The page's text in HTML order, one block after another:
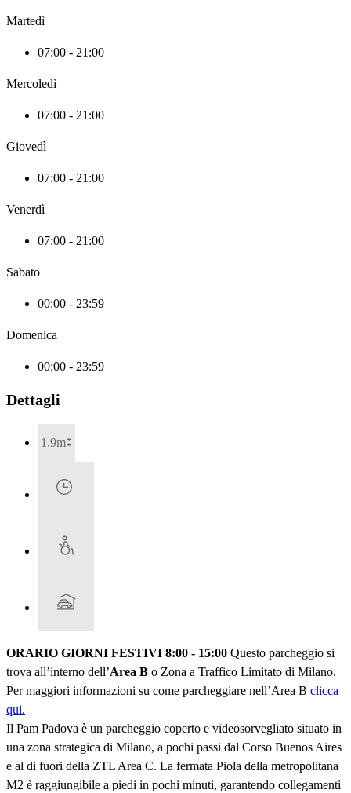
Martedì
07:00 - 21:00
Mercoledì
07:00 - 21:00
Giovedì
07:00 - 21:00
Venerdì
07:00 - 21:00
Sabato
00:00 - 23:59
Domenica
00:00 - 23:59
Dettagli
1.9m
ORARIO GIORNI FESTIVI 8:00 - 15:00 Questo parcheggio si
trova all’interno dell’Area B o Zona a Traffico Limitato di Milano.
Per maggiori informazioni su come parcheggiare nell’Area B clicca
qui.
Il Pam Padova è un parcheggio coperto e videosorvegliato situato in
una zona strategica di Milano, a pochi passi dal Corso Buenos Aires
e al di fuori della ZTL Area C. La fermata Piola della metropolitana
M2 è raggiungibile a piedi in pochi minuti, garantendo collegamenti